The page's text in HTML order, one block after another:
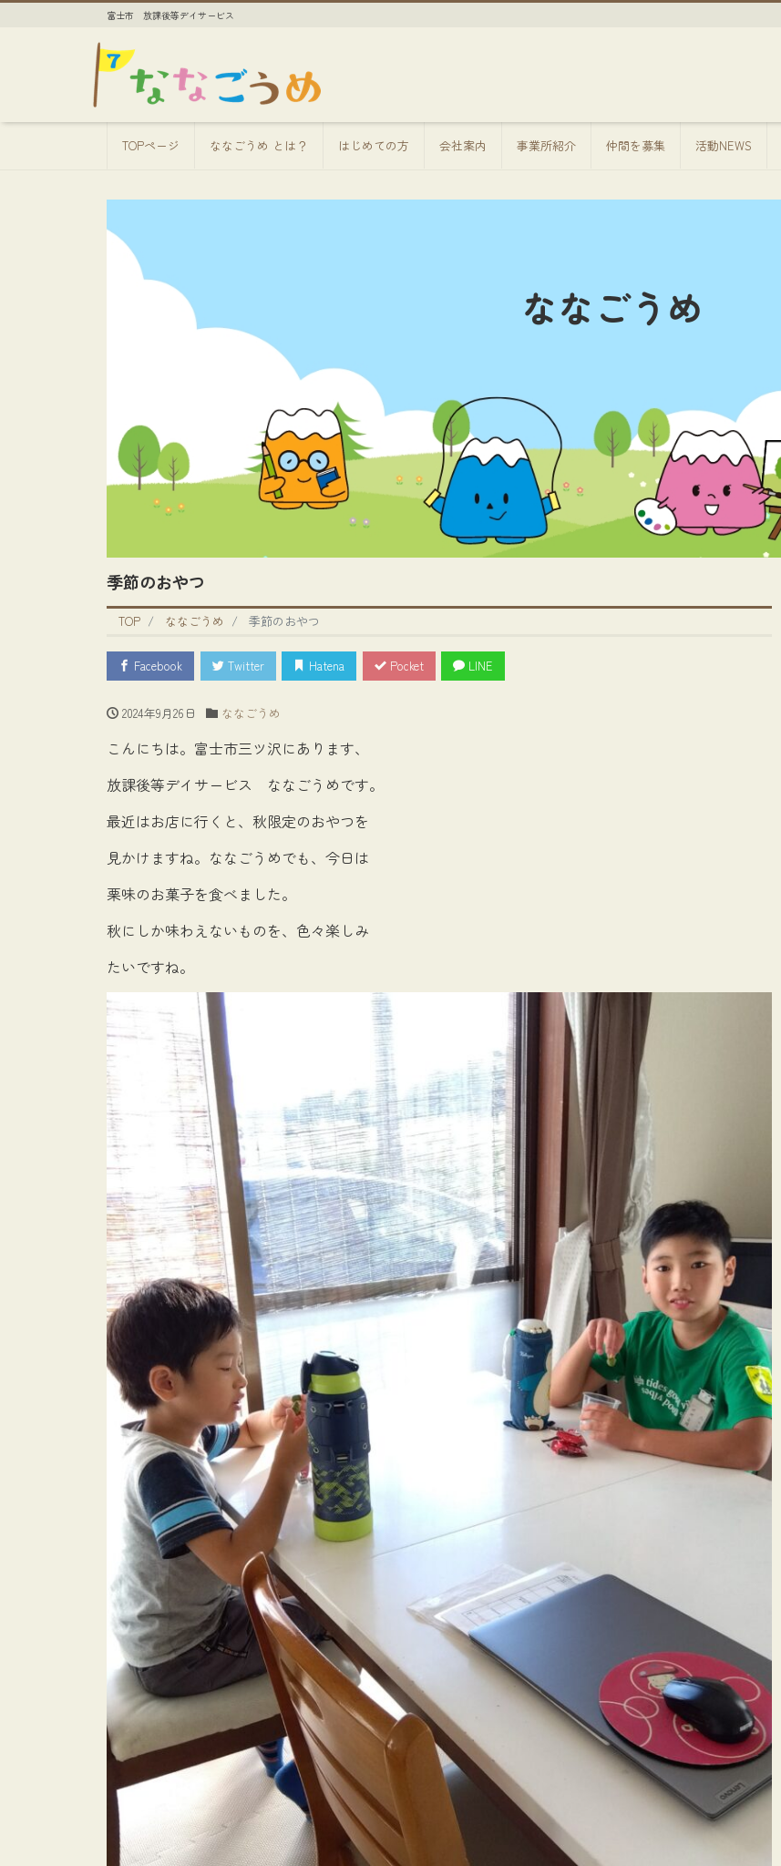
富士市 放課後等デイサービス
TOPページ ななごうめ とは？ はじめての方 会社案内 事業所紹介 仲間を募集 活動NEWS
ななごうめ
季節のおやつ
TOP ななごうめ 季節のおやつ
Facebook Twitter Hatena Pocket LINE
2024年9月26日 ななごうめ
こんにちは。富士市三ツ沢にあります、
放課後等デイサービス ななごうめです。
最近はお店に行くと、秋限定のおやつを
見かけますね。ななごうめでも、今日は
栗味のお菓子を食べました。
秋にしか味わえないものを、色々楽しみ
たいですね。